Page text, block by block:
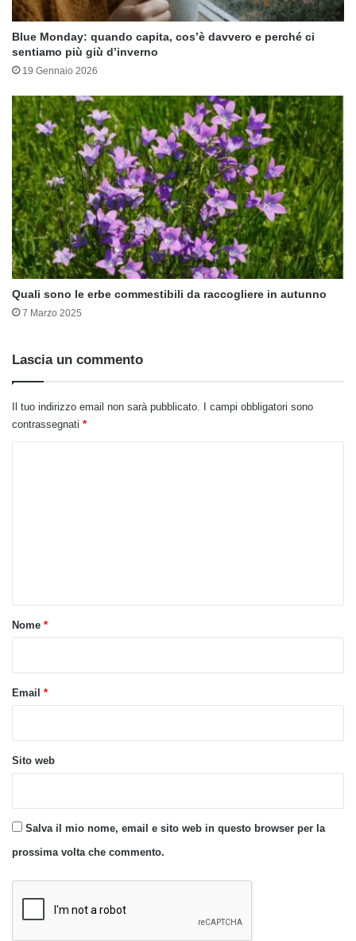
Blue Monday: quando capita, cos’è davvero e perché ci
sentiamo più giù d’inverno
19 Gennaio 2026
Quali sono le erbe commestibili da raccogliere in autunno
7 Marzo 2025
Lascia un commento
Il tuo indirizzo email non sarà pubblicato. I campi obbligatori sono
contrassegnati *
o
Nome *
Email *
Sito web
Salva il mio nome, email e sito web in questo browser per la
prossima volta che commento.